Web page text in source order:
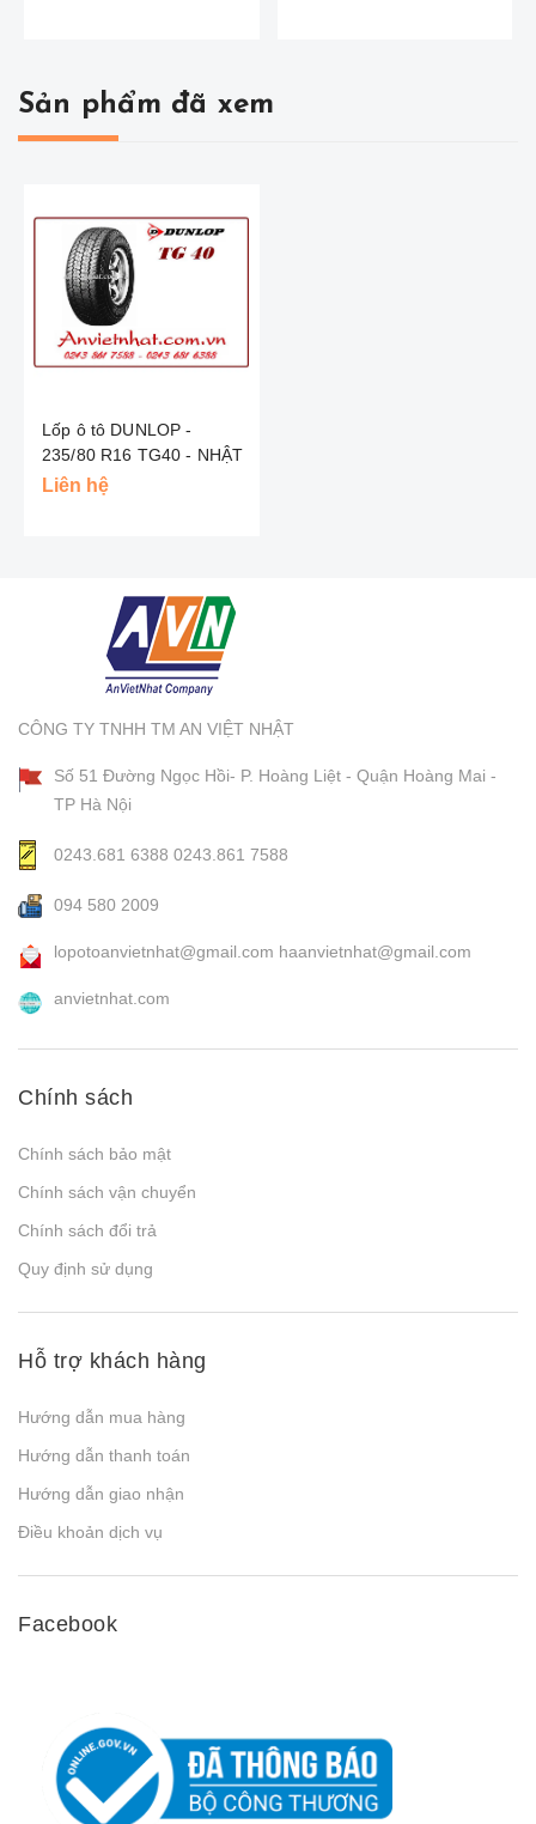
Sản phẩm đã xem
Lốp ô tô DUNLOP -
235/80 R16 TG40 - NHẬT
Liên hệ
CÔNG TY TNHH TM AN VIỆT NHẬT
Số 51 Đường Ngọc Hồi- P. Hoàng Liệt - Quận Hoàng Mai -
TP Hà Nội
0243.681 6388 0243.861 7588
094 580 2009
lopotoanvietnhat@gmail.com haanvietnhat@gmail.com
anvietnhat.com
Chính sách
Chính sách bảo mật
Chính sách vận chuyển
Chính sách đổi trả
Quy định sử dụng
Hỗ trợ khách hàng
Hướng dẫn mua hàng
Hướng dẫn thanh toán
Hướng dẫn giao nhận
Điều khoản dịch vụ
Facebook